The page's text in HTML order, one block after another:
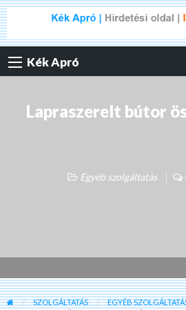
Kék Apró
Lapraszerelt bútor
Egyéb szolgáltatás
SZOLGÁLTATÁS
EGYÉB